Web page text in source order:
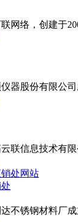
网络，创建于
仪器股份有限公
联信息技术有
不锈钢材料厂